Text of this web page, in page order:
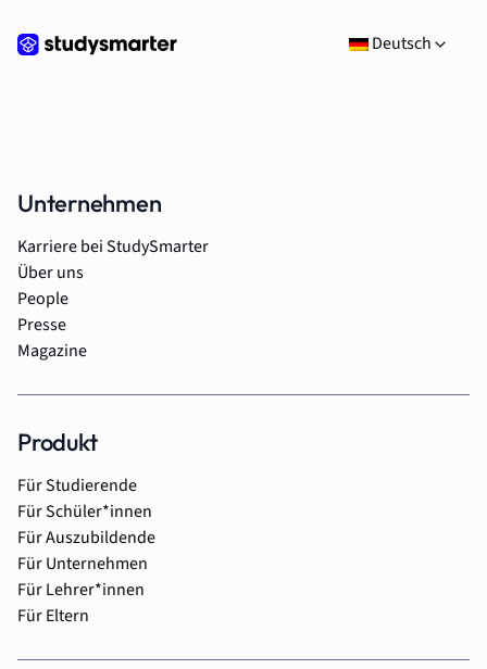
Deutsch
Unternehmen
Karriere bei StudySmarter
Über uns
People
Presse
Magazine
Produkt
Für Studierende
Für Schüler*innen
Für Auszubildende
Für Unternehmen
Für Lehrer*innen
Für Eltern